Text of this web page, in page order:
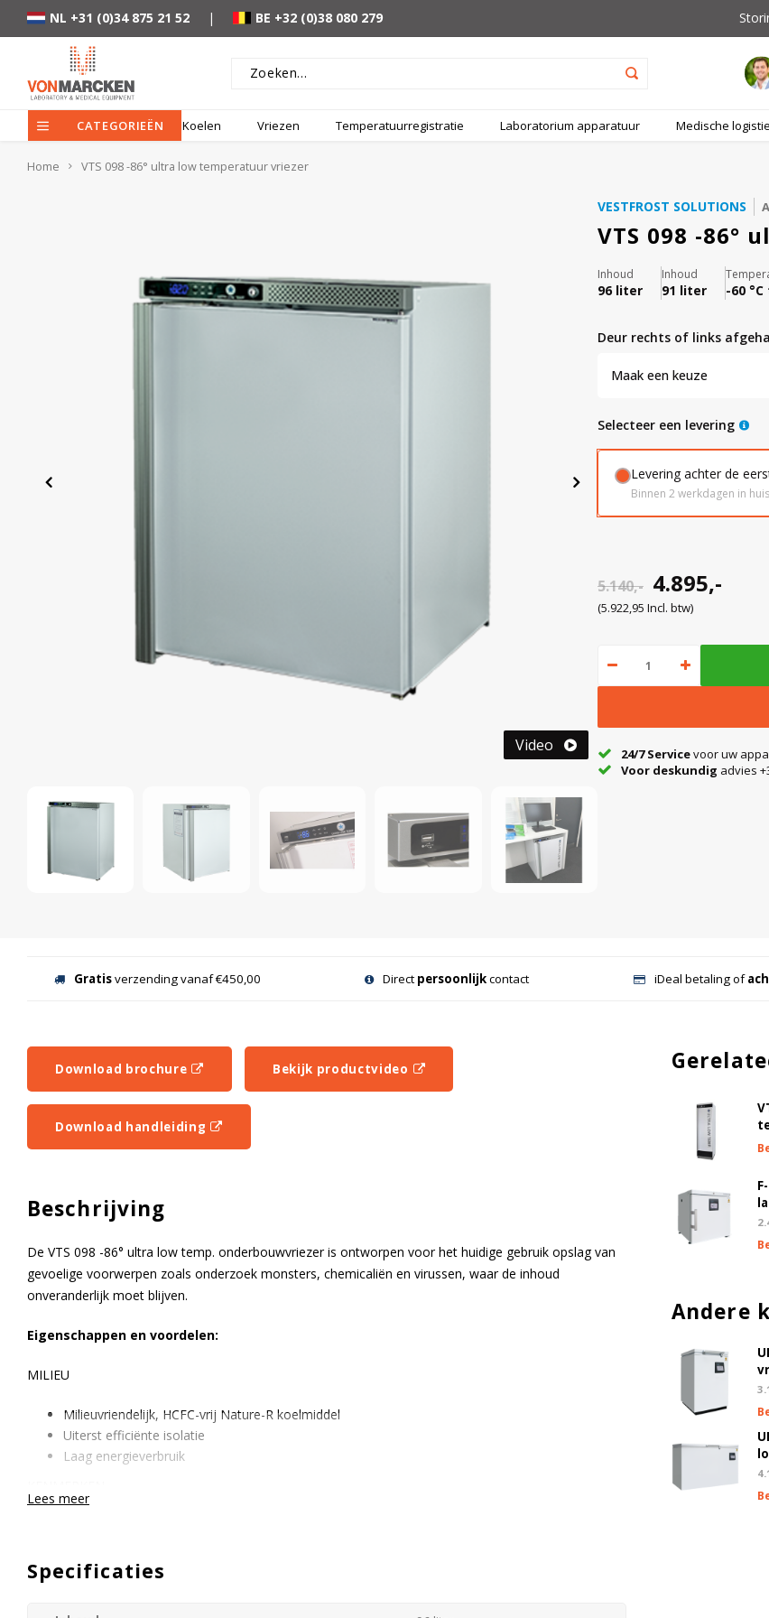
NL +31 (0)34 875 21 52 | BE +32 (0)38 080 279
CATEGORIEËN Koelen Vriezen Temperatuurregistratie Laboratorium apparatuur Medische
Home VTS 098 -86° ultra low temperatuur vriezer
Video
VESTFROST SOLUTIONS
VTS 098 -
Inhoud
96 liter
Inhoud
91 liter -60
deur rechts of links
Maak een keuze
Selecteer een levering
Levering achter de
Binnen 2 werkdagen in huis
5.140,- 4.895,-
(5.922,95 Incl. btw)
24/7 Servicevoor uw
Voor deskundig advies
Gratisverzending vanaf €450,00 Direct persoonlijkcontact iDeal betaling of
Download brochure Bekijk productvideo
Download handleiding
Beschrijving
De VTS 098 -86° ultra low temp. onderbouwvriezer is ontworpen voor het huidige gebruik opslag van
gevoelige voorwerpen zoals onderzoek monsters, chemicaliën en virussen, waar de inhoud
onveranderlijk moet blijven.
Eigenschappen en voordelen:
MILIEU
Milieuvriendelijk, HCFC-vrij Nature-R koelmiddel
Uiterst efficiënte isolatie
Laag energieverbruik
Voorbereid voor externe registratie apparatuur d.m.v. sensor doorvoer
Lees meer
Specificaties
Andere